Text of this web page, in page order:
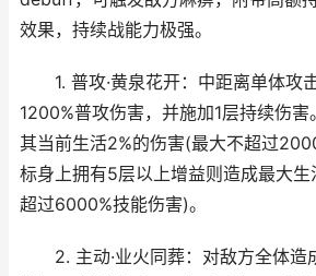
效果，持续战能力极强。
1. 普攻·黄泉花开：中距离单体攻
1200%普攻伤害，并施加1层持续伤
其当前生活2%的伤害(最大不超过
标身上拥有5层以上增益则造成最大
超过6000%技能伤害)。
2. 主动·业火同葬：对敌方全体造